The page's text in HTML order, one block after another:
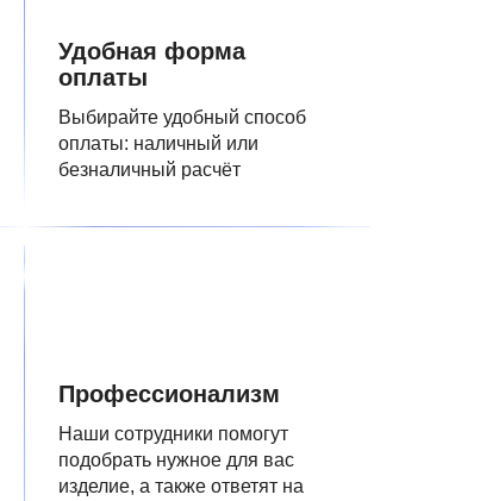
Удобная форма
оплаты
Выбирайте удобный способ
оплаты: наличный или
безналичный расчёт
Профессионализм
Наши сотрудники помогут
подобрать нужное для вас
изделие, а также ответят на